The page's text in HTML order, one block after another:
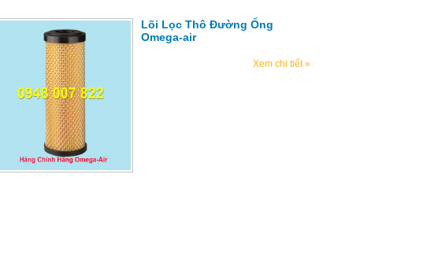
Lõi Lọc Thô Đường Ống
Omega-air
Xem chi tiết »